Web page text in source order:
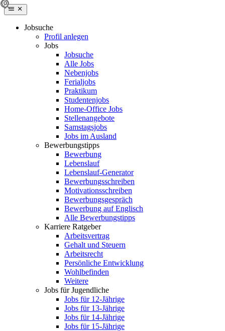
Jobsuche
Profil anlegen
Jobs
Jobsuche
Alle Jobs
Nebenjobs
Ferialjobs
Praktikum
Studentenjobs
Home-Office Jobs
Stellenangebote
Samstagsjobs
Jobs im Ausland
Bewerbungstipps
Bewerbung
Lebenslauf
Lebenslauf-Generator
Bewerbungsschreiben
Motivationsschreiben
Bewerbungsgespräch
Bewerbung auf Englisch
Alle Bewerbungstipps
Karriere Ratgeber
Arbeitsvertrag
Gehalt und Steuern
Arbeitsrecht
Persönliche Entwicklung
Wohlbefinden
Weitere
Jobs für Jugendliche
Jobs für 12-Jährige
Jobs für 13-Jährige
Jobs für 14-Jährige
Jobs für 15-Jährige